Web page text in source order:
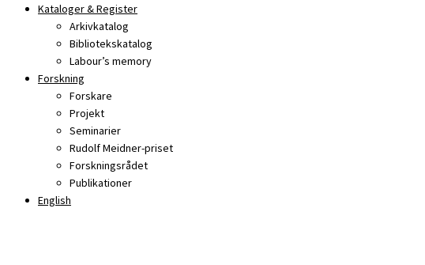
Kataloger & Register
Arkivkatalog
Bibliotekskatalog
Labour’s memory
Forskning
Forskare
Projekt
Seminarier
Rudolf Meidner-priset
Forskningsrådet
Publikationer
English